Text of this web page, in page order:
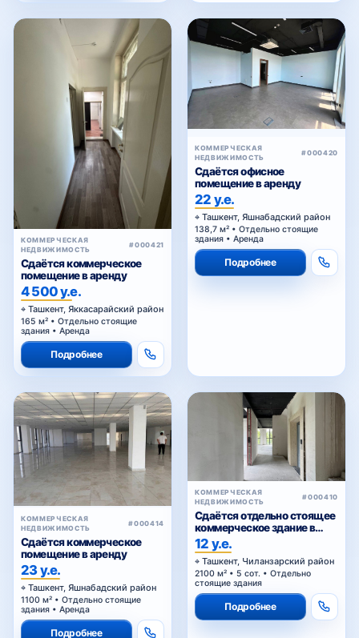
КОММЕРЧЕСКАЯ
НЕДВИЖИМОСТЬ
#000421
Сдаётся коммерческое
помещение в аренду
4 500 у.е.
Ташкент, Яккасарайский район
165 м² • Отдельно стоящие
здания • Аренда
Подробнее
КОММЕРЧЕСКАЯ
НЕДВИЖИМОСТЬ
#000420
Сдаётся офисное
помещение в аренду
22 у.е.
Ташкент, Яшнабадский район
138,7 м² • Отдельно стоящие
здания • Аренда
Подробнее
КОММЕРЧЕСКАЯ
НЕДВИЖИМОСТЬ
#000414
Сдаётся коммерческое
помещение в аренду
23 у.е.
Ташкент, Яшнабадский район
1100 м² • Отдельно стоящие
здания • Аренда
Подробнее
КОММЕРЧЕСКАЯ
НЕДВИЖИМОСТЬ
#000410
Сдаётся отдельно стоящее
коммерческое здание в
аренду
12 у.е.
Ташкент, Чиланзарский район
2100 м² • 5 сот. • Отдельно
стоящие здания
Подробнее